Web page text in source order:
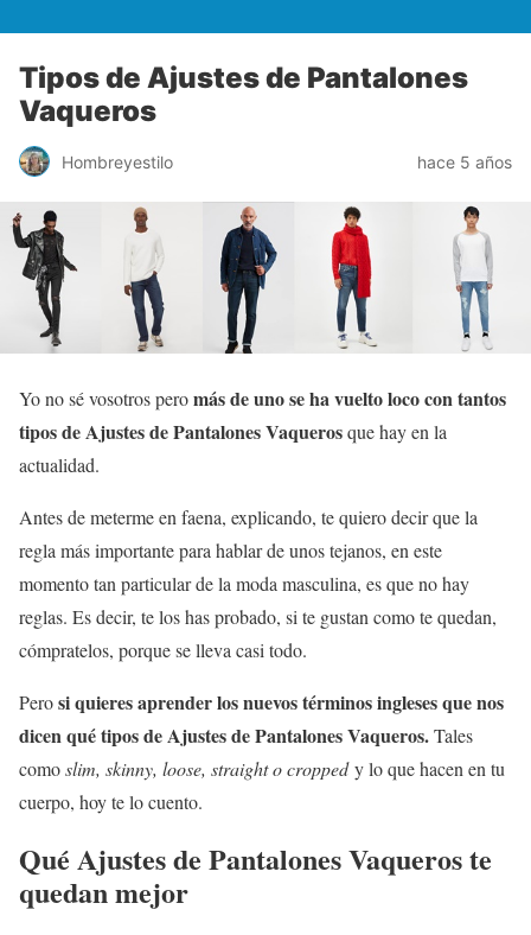
Tipos de Ajustes de Pantalones
Vaqueros
Hombreyestilo hace 5 años
Yo no sé vosotros peromás de uno se ha vuelto loco con tantos
tipos de Ajustes de Pantalones Vaquerosque hay en la
actualidad.
Antes de meterme en faena, explicando, te quiero decir que la
regla más importante para hablar de unos tejanos, en este
momento tan particular de la moda masculina, es que no hay
reglas. Es decir, te los has probado, si te gustan como te quedan,
cómpratelos, porque se lleva casi todo.
Perosi quieres aprender los nuevos términos ingleses que nos
dicen qué tipos de Ajustes de Pantalones Vaqueros.Tales
comoslim, skinny, loose, straight o croppedy lo que hacen en tu
cuerpo, hoy te lo cuento.
Qué Ajustes de Pantalones Vaqueros te
quedan mejor